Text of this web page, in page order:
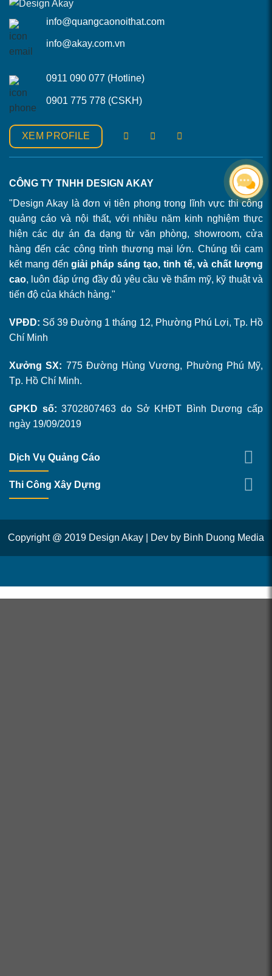
info@quangcaonoithat.com
info@akay.com.vn
0911 090 077 (Hotline)
0901 775 778 (CSKH)
XEM PROFILE
CÔNG TY TNHH DESIGN AKAY
"Design Akay là đơn vị tiên phong trong lĩnh vực thi công
quảng cáo và nội thất, với nhiều năm kinh nghiệm thực
hiện các dự án đa dạng từ văn phòng, showroom, cửa
hàng đến các công trình thương mại lớn. Chúng tôi cam
kết mang đếngiải pháp sáng tạo, tinh tế, và chất lượng
cao, luôn đáp ứng đầy đủ yêu cầu về thẩm mỹ, kỹ thuật và
tiến độ của khách hàng."
VPĐD: Số 39 Đường 1 tháng 12, Phường Phú Lợi, Tp. Hồ
Chí Minh
Xưởng SX: 775 Đường Hùng Vương, Phường Phú Mỹ,
Tp. Hồ Chí Minh.
GPKD số: 3702807463 do Sở KHĐT Bình Dương cấp
ngày 19/09/2019
Dịch Vụ Quảng Cáo
Thi Công Xây Dựng
Copyright @ 2019 Design Akay | Dev by Binh Duong Media